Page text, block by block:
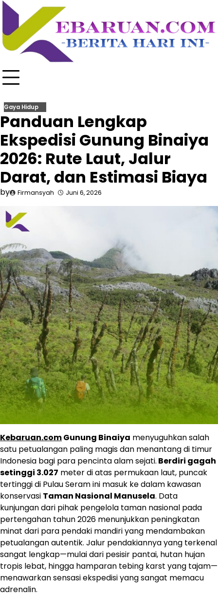
Skip
content
Gaya Hidup
Panduan Lengkap
Ekspedisi Gunung Binaiya
2026: Rute Laut, Jalur
Darat, dan Estimasi Biaya
by Firmansyah Juni 6, 2026
Kebaruan.comGunung Binaiya menyuguhkan salah
satu petualangan paling magis dan menantang di timur
Indonesia bagi para pencinta alam sejati. Berdiri gagah
setinggi 3.027 meter di atas permukaan laut, puncak
tertinggi di Pulau Seram ini masuk ke dalam kawasan
konservasi Taman Nasional Manusela. Data
kunjungan dari pihak pengelola taman nasional pada
pertengahan tahun 2026 menunjukkan peningkatan
minat dari para pendaki mandiri yang mendambakan
petualangan autentik. Jalur pendakiannya yang terkenal
sangat lengkap—mulai dari pesisir pantai, hutan hujan
tropis lebat, hingga hamparan tebing karst yang tajam—
menawarkan sensasi ekspedisi yang sangat memacu
adrenalin.